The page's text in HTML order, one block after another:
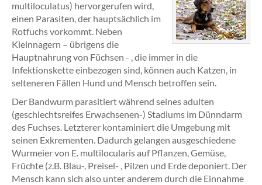
multiloculatus) hervorgerufen wird,
einen Parasiten, der hauptsächlich im
Rotfuchs vorkommt. Neben
Kleinnagern – übrigens die
Hauptnahrung von Füchsen - , die immer in die
Infektionskette einbezogen sind, können auch Katzen, in
selteneren Fällen Hund und Mensch betroffen sein.
Der Bandwurm parasitiert während seines adulten
(geschlechtsreifes Erwachsenen-) Stadiums im Dünndarm
des Fuchses. Letzterer kontaminiert die Umgebung mit
seinen Exkrementen. Dadurch gelangen ausgeschiedene
Wurmeier von E. multilocularis auf Pflanzen, Gemüse,
Früchte (z.B. Blau-, Preisel- , Pilzen und Erde deponiert. Der
Mensch kann sich also unter anderem durch die Einnahme